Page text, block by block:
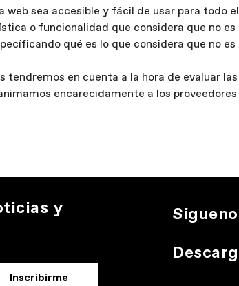
sea accesible y fácil de usar para todo
o funcionalidad que considera que no
qué es lo que considera que no
tendremos en cuenta a la hora de evaluar
encarecidamente a los
y
Inscribirme